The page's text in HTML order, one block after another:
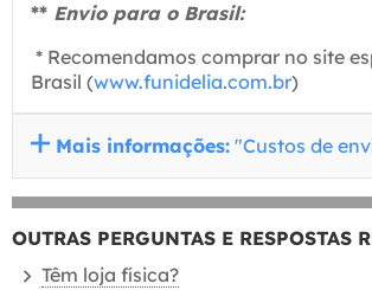
** Envio para o Brasil:
* Recomendamos comprar no site
Brasil (www.funidelia.com.br)
Mais informações: "Custos de
OUTRAS PERGUNTAS E RESPOSTAS
Têm loja física?